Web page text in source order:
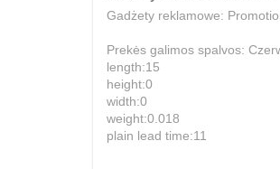
Gadżety reklamowe:
Prekės galimos spalvos:
length:15
height:0
width:0
weight:0.018
plain lead time:11